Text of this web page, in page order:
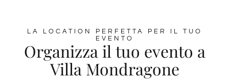
LA LOCATION PERFETTA PER IL TUO
EVENTO
Organizza il tuo evento a
Villa Mondragone